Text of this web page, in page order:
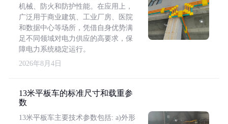
机械、防火和防护性能。在应用上，
广泛用于商业建筑、工业厂房、医院
和数据中心等场所，凭借自身优势满
足不同领域对电力供应的高要求，保
障电力系统稳定运行。
2026年8月4日
13米平板车的标准尺寸和载重参
数
13米平板车主要技术参数包括: a)外形